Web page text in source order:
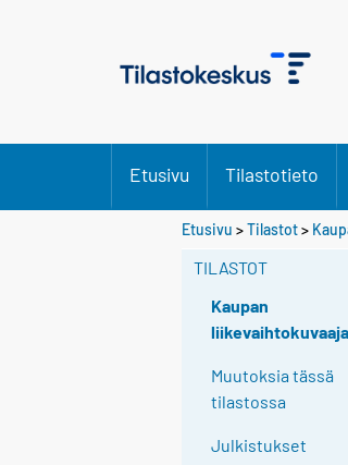
Etusivu Tilastotieto
Etusivu >Tilastot>
TILASTOT
Kaupan
liikevaihtokuvaaja
Muutoksia tässä
tilastossa
Julkistukset